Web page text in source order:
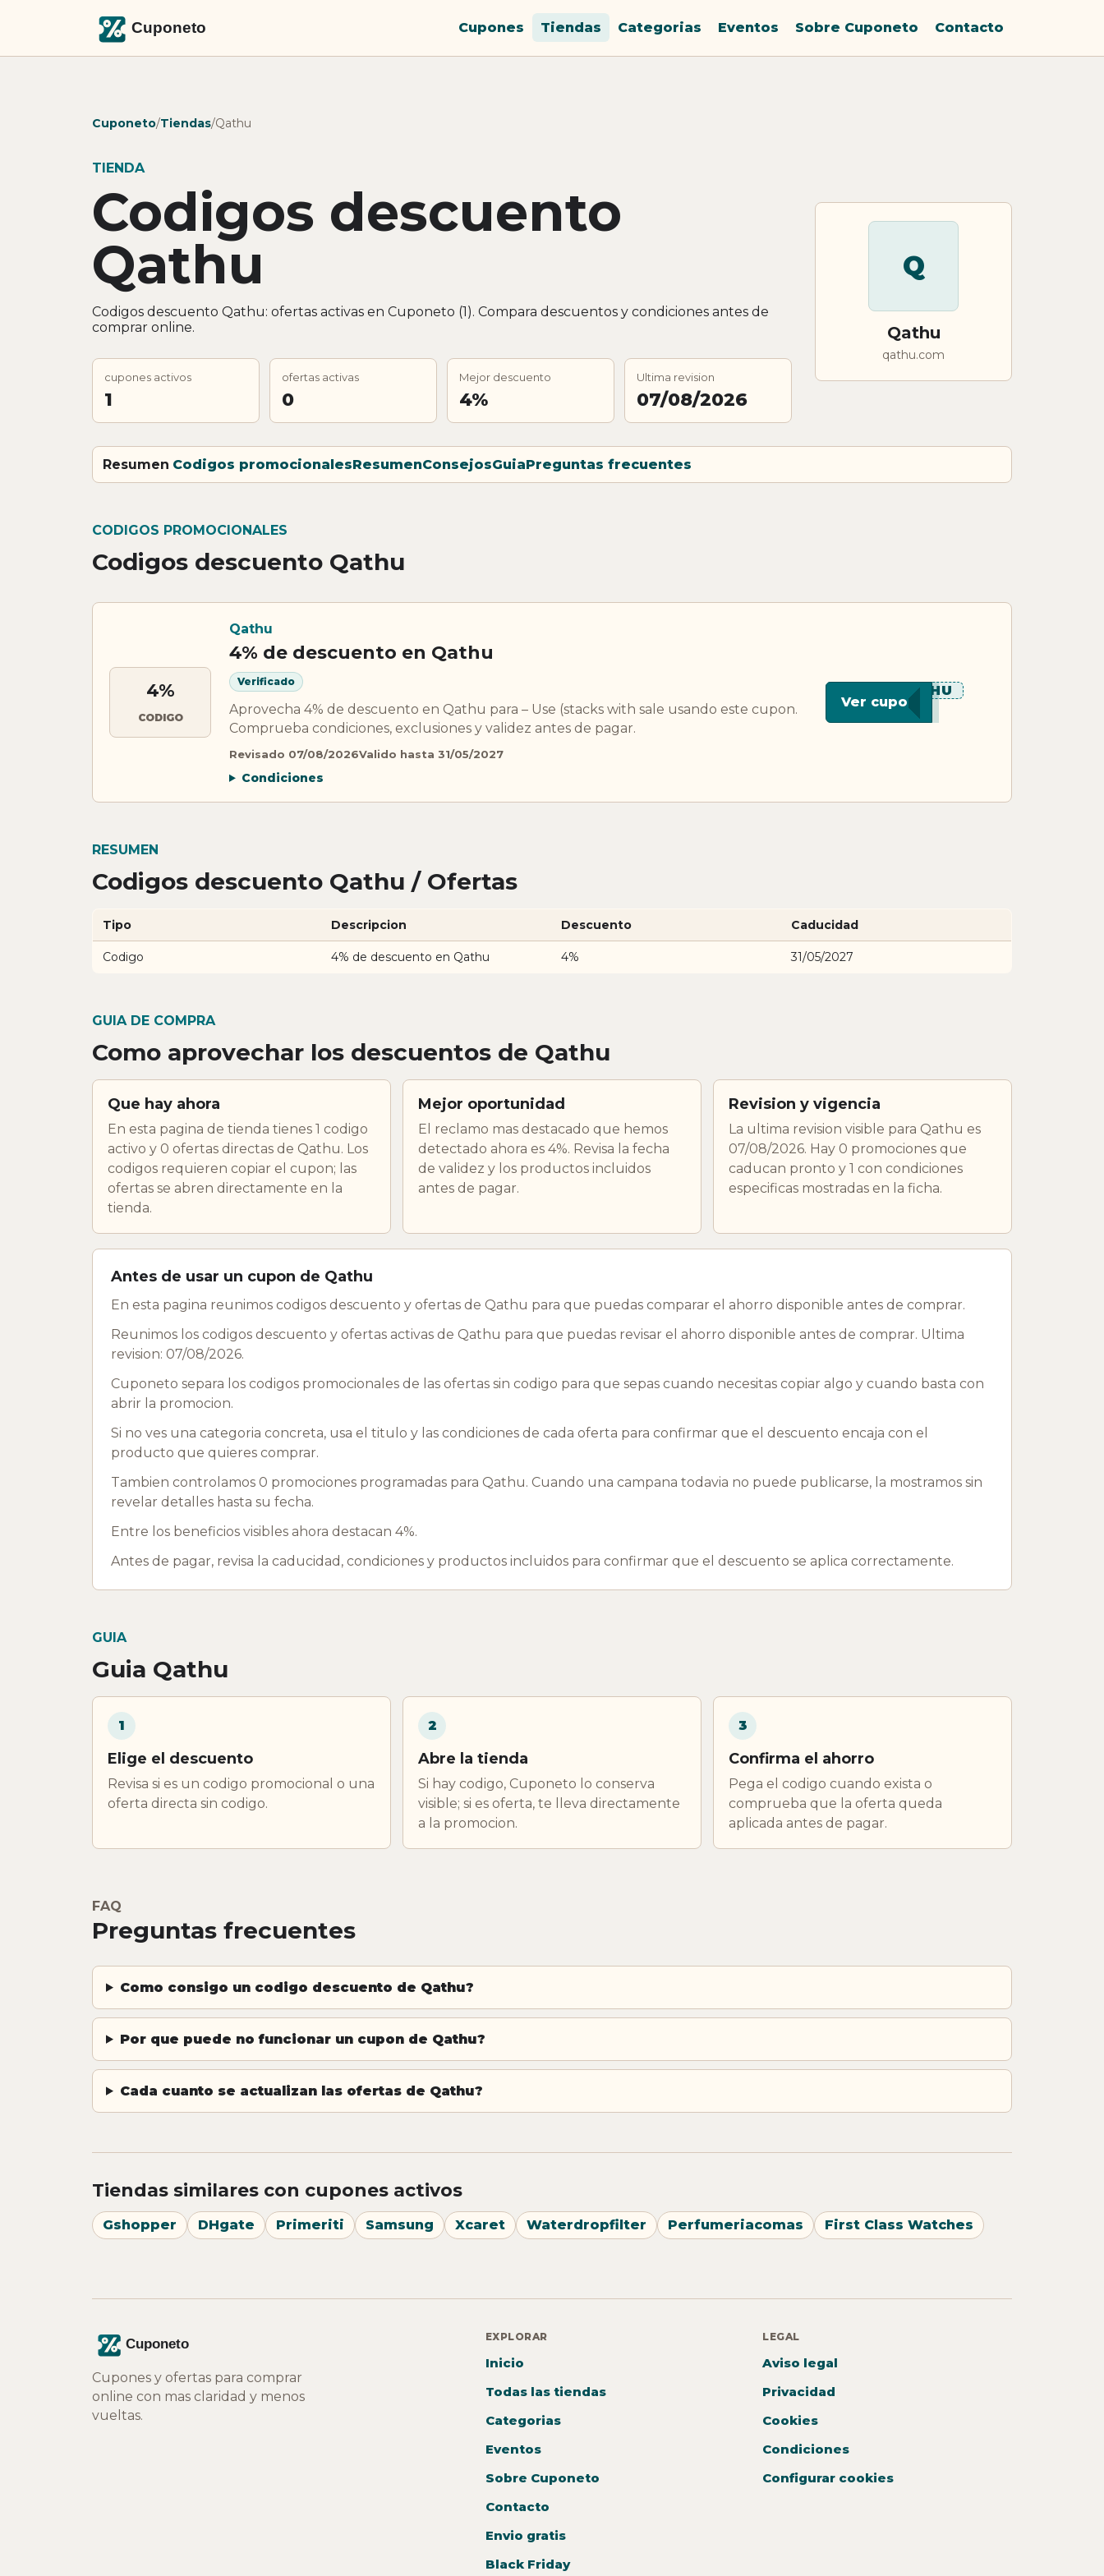
Cupones Tiendas Categorias Eventos Sobre Cuponeto Contacto
Cuponeto/Tiendas/Qathu
TIENDA
Codigos descuento
Qathu
Codigos descuento Qathu: ofertas activas en Cuponeto (1). Compara descuentos y condiciones antes de
comprar online.
cupones activos
1
ofertas activas
0
Mejor descuento
4%
Ultima revision
07/08/2026
Q
Qathu
qathu.com
Resumen Codigos promocionalesResumenConsejosGuiaPreguntas frecuentes
CODIGOS PROMOCIONALES
Codigos descuento Qathu
4%
CODIGO
Qathu
4% de descuento en Qathu
Verificado
Aprovecha 4% de descuento en Qathu para – Use (stacks with sale usando este cupon.
Comprueba condiciones, exclusiones y validez antes de pagar.
Revisado 07/08/2026Valido hasta 31/05/2027
Condiciones
***THU
Ver cupon
RESUMEN
Codigos descuento Qathu / Ofertas
Tipo Descripcion Descuento Caducidad
Codigo 4% de descuento en Qathu 4% 31/05/2027
GUIA DE COMPRA
Como aprovechar los descuentos de Qathu
Que hay ahora
En esta pagina de tienda tienes 1 codigo
activo y 0 ofertas directas de Qathu. Los
codigos requieren copiar el cupon; las
ofertas se abren directamente en la
tienda.
Mejor oportunidad
El reclamo mas destacado que hemos
detectado ahora es 4%. Revisa la fecha
de validez y los productos incluidos
antes de pagar.
Revision y vigencia
La ultima revision visible para Qathu es
07/08/2026. Hay 0 promociones que
caducan pronto y 1 con condiciones
especificas mostradas en la ficha.
Antes de usar un cupon de Qathu
En esta pagina reunimos codigos descuento y ofertas de Qathu para que puedas comparar el ahorro disponible antes de comprar.
Reunimos los codigos descuento y ofertas activas de Qathu para que puedas revisar el ahorro disponible antes de comprar. Ultima
revision: 07/08/2026.
Cuponeto separa los codigos promocionales de las ofertas sin codigo para que sepas cuando necesitas copiar algo y cuando basta con
abrir la promocion.
Si no ves una categoria concreta, usa el titulo y las condiciones de cada oferta para confirmar que el descuento encaja con el
producto que quieres comprar.
Tambien controlamos 0 promociones programadas para Qathu. Cuando una campana todavia no puede publicarse, la mostramos sin
revelar detalles hasta su fecha.
Entre los beneficios visibles ahora destacan 4%.
Antes de pagar, revisa la caducidad, condiciones y productos incluidos para confirmar que el descuento se aplica correctamente.
GUIA
Guia Qathu
1
Elige el descuento
Revisa si es un codigo promocional o una
oferta directa sin codigo.
2
Abre la tienda
Si hay codigo, Cuponeto lo conserva
visible; si es oferta, te lleva directamente
a la promocion.
3
Confirma el ahorro
Pega el codigo cuando exista o
comprueba que la oferta queda
aplicada antes de pagar.
FAQ
Preguntas frecuentes
Como consigo un codigo descuento de Qathu?
Por que puede no funcionar un cupon de Qathu?
Cada cuanto se actualizan las ofertas de Qathu?
Tiendas similares con cupones activos
Gshopper DHgate Primeriti Samsung Xcaret Waterdropfilter Perfumeriacomas First Class Watches
Cupones y ofertas para comprar
online con mas claridad y menos
vueltas.
EXPLORAR
Inicio
Todas las tiendas
Categorias
Eventos
Sobre Cuponeto
Contacto
Envio gratis
Black Friday
LEGAL
Aviso legal
Privacidad
Cookies
Condiciones
Configurar cookies